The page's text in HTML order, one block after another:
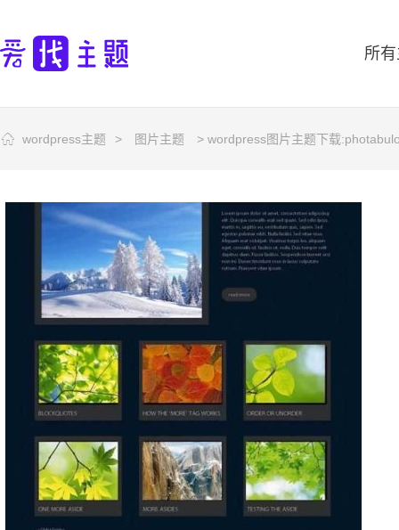
所
wordpress主题 > 图片主题 > wordpress图片主题下载